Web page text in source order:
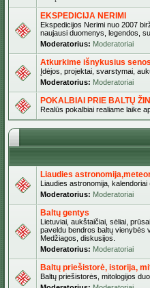
EKSPEDICIJA NERIMI
Ekspedicijos Nerimi nuo 2007
naujausi duomenys, legendos,
Moderatorius: Moderatoriai
Atkurkime išnykusius
Įdėjos, projektai, svarstymai,
Moderatorius: Moderatoriai
POKALBIAI PRIE BALTŲ
Realūs pokalbiai realiame laike
Liaudies
Liaudies astronomija,
Moderatorius: Moderatoriai
Baltų gentys
Lietuviai, aukštaičiai, sėliai,
paveldu bendros baltų vienybės
Medžiagos, diskusijos.
Moderatorius: Moderatoriai
Baltų priešistorė, istorija,
Baltų priešistorės, mitologijos